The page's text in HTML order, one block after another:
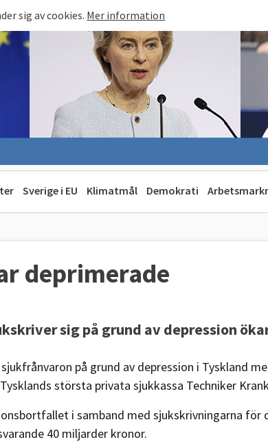
sig av cookies. Mer information
Sverige i EU Klimatmål Demokrati
deprimerade
sig på grund av depression
på grund av depression i Tyskland
största privata sjukkassa Techniker
i samband med sjukskrivningarna för
40 miljarder kronor.